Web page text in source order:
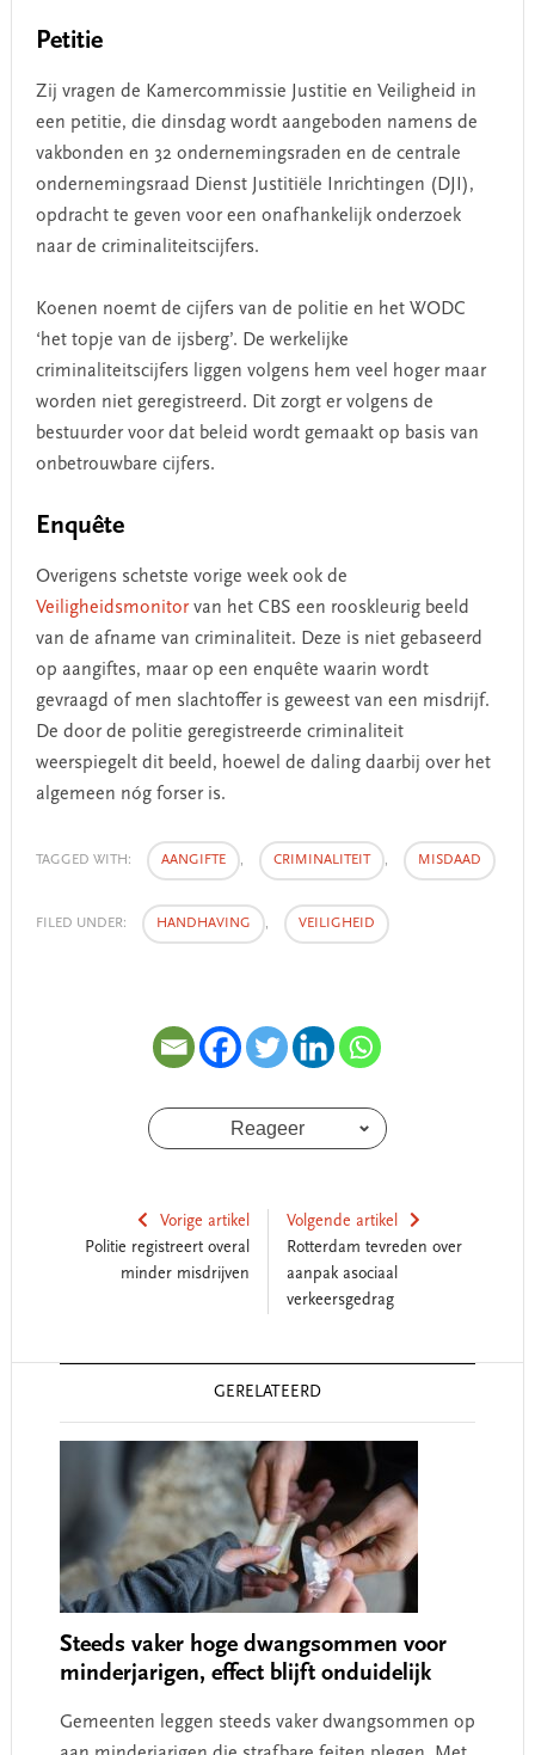
Petitie
Zij vragen de Kamercommissie Justitie en Veiligheid in
een petitie, die dinsdag wordt aangeboden namens de
vakbonden en 32 ondernemingsraden en de centrale
ondernemingsraad Dienst Justitiële Inrichtingen (DJI),
opdracht te geven voor een onafhankelijk onderzoek
naar de criminaliteitscijfers.
Koenen noemt de cijfers van de politie en het WODC
‘het topje van de ijsberg’. De werkelijke
criminaliteitscijfers liggen volgens hem veel hoger maar
worden niet geregistreerd. Dit zorgt er volgens de
bestuurder voor dat beleid wordt gemaakt op basis van
onbetrouwbare cijfers.
Enquête
Overigens schetste vorige week ook de
Veiligheidsmonitorvan het CBS een rooskleurig beeld
van de afname van criminaliteit. Deze is niet gebaseerd
op aangiftes, maar op een enquête waarin wordt
gevraagd of men slachtoffer is geweest van een misdrijf.
De door de politie geregistreerde criminaliteit
weerspiegelt dit beeld, hoewel de daling daarbij over het
algemeen nóg forser is.
TAGGED WITH: AANGIFTE , CRIMINALITEIT , MISDAAD
FILED UNDER: HANDHAVING , VEILIGHEID
Reageer
Vorige artikel
Politie registreert overal
minder misdrijven
Volgende artikel
Rotterdam tevreden over
aanpak asociaal
verkeersgedrag
GERELATEERD
Steeds vaker hoge dwangsommen voor
minderjarigen, effect blijft onduidelijk
Gemeenten leggen steeds vaker dwangsommen op